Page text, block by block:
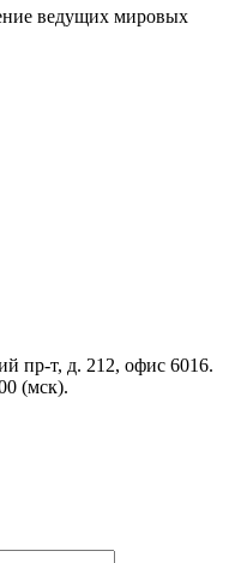
ведущих мировых
пр-т, д. 212, офис 6016.
(мск).